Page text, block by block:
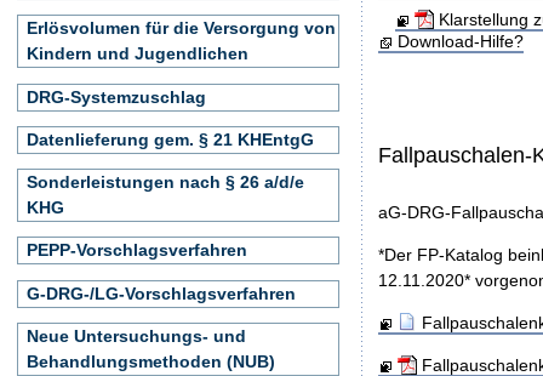
Klarstellung
Download-Hilfe?
Fallpauschalen-
aG-DRG-
*Der FP-Katalog
12.11.2020*
Erlösvolumen für die Versorgung von
Kindern und Jugendlichen
DRG-Systemzuschlag
Datenlieferung gem. § 21 KHEntgG
Sonderleistungen nach § 26 a/d/e
KHG
PEPP-Vorschlagsverfahren
G-DRG-/LG-Vorschlagsverfahren
Neue Untersuchungs- und
Behandlungsmethoden (NUB)